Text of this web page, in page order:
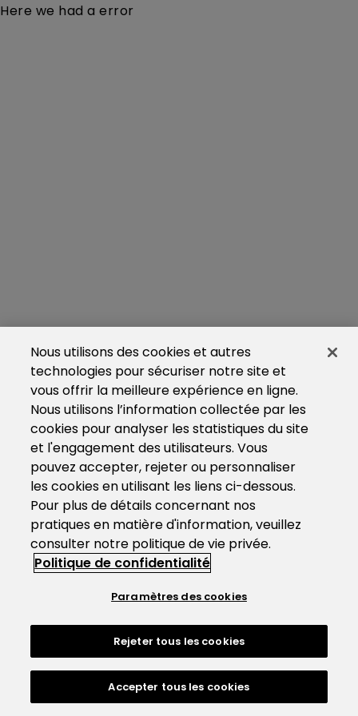
Here we had a error
Nous utilisons des cookies et autres
technologies pour sécuriser notre site et
vous offrir la meilleure expérience en ligne.
Nous utilisons l’information collectée par les
cookies pour analyser les statistiques du site
et l'engagement des utilisateurs. Vous
pouvez accepter, rejeter ou personnaliser
les cookies en utilisant les liens ci-dessous.
Pour plus de détails concernant nos
pratiques en matière d'information, veuillez
consulter notre politique de vie privée.
Politique de confidentialité
Paramètres des cookies
Rejeter tous les cookies
Accepter tous les cookies